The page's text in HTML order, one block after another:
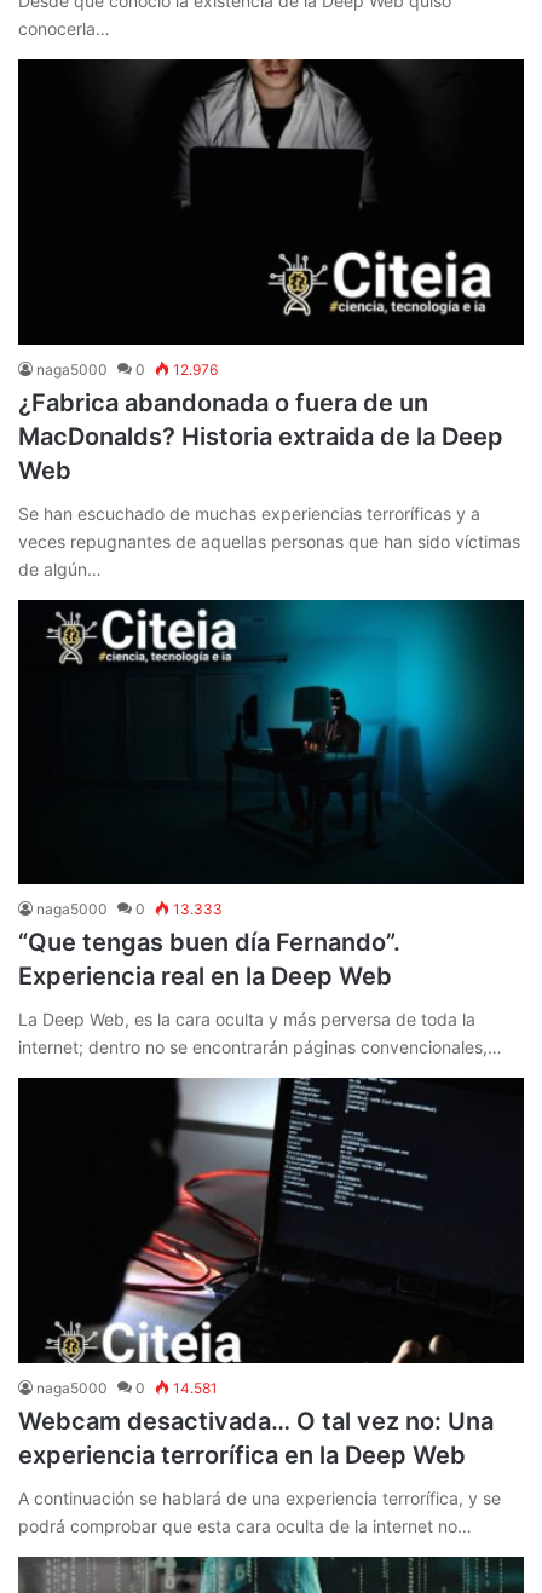
conocerla…
naga5000 0 12.976
¿Fabrica abandonada o fuera de un
MacDonalds? Historia extraida de la Deep
Web
Se han escuchado de muchas experiencias terroríficas y a
veces repugnantes de aquellas personas que han sido víctimas
de algún…
naga5000 0 13.333
“Que tengas buen día Fernando”.
Experiencia real en la Deep Web
La Deep Web, es la cara oculta y más perversa de toda la
internet; dentro no se encontrarán páginas convencionales,…
naga5000 0 14.581
Webcam desactivada… O tal vez no: Una
experiencia terrorífica en la Deep Web
A continuación se hablará de una experiencia terrorífica, y se
podrá comprobar que esta cara oculta de la internet no…